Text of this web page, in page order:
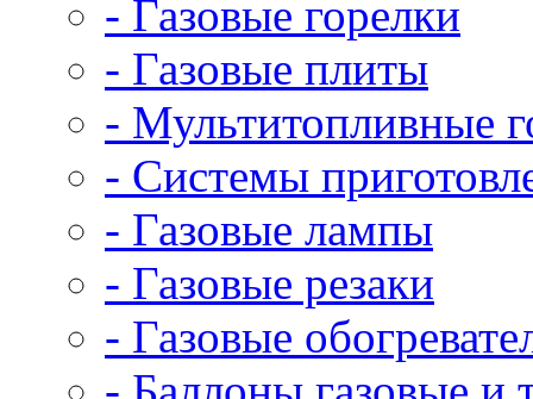
- Газовые горелки
- Газовые плиты
- Мультитопливные
- Системы
- Газовые лампы
- Газовые резаки
- Газовые